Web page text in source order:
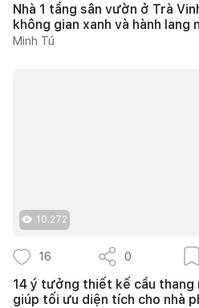
Nhà 1 tầng sân vườn ở Trà
không gian xanh và hành lang
Minh Tú
10.272
16 0
14 ý tưởng thiết kế cầu
giúp tối ưu diện tích cho nhà